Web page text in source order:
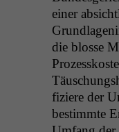
ein­er
die blosse
fiziere der
bes­timmte